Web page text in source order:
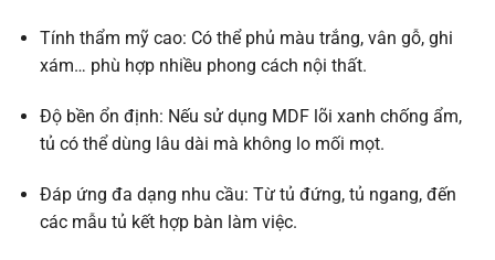
Tính thẩm mỹ cao: Có thể phủ màu trắng, vân gỗ, ghi
xám… phù hợp nhiều phong cách nội thất.
Độ bền ổn định: Nếu sử dụng MDF lõi xanh chống ẩm,
tủ có thể dùng lâu dài mà không lo mối mọt.
Đáp ứng đa dạng nhu cầu: Từ tủ đứng, tủ ngang, đến
các mẫu tủ kết hợp bàn làm việc.